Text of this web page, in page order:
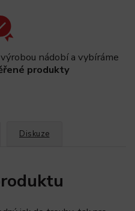
nádobí a vybíráme
produkty
Diskuze